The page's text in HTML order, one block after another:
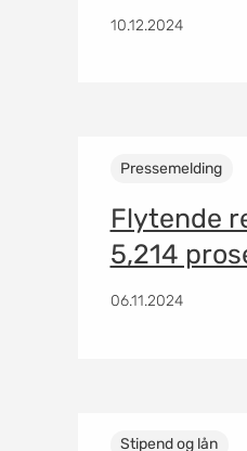
10.12.2024
Pressemelding
Flytende
5,214
06.11.2024
Stipend og lån